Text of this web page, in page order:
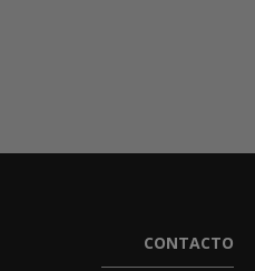
CONTACTO